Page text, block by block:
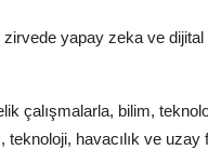
yapay zeka ve
çalışmalarla, bilim,
havacılık ve